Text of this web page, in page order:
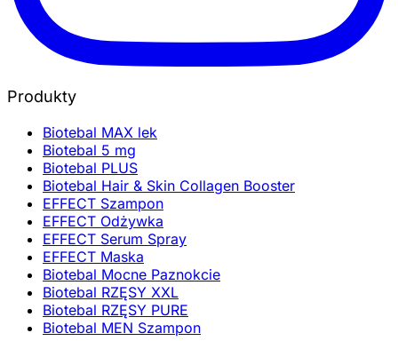
Produkty
Biotebal MAX lek
Biotebal 5 mg
Biotebal PLUS
Biotebal Hair & Skin Collagen Booster
EFFECT Szampon
EFFECT Odżywka
EFFECT Serum Spray
EFFECT Maska
Biotebal Mocne Paznokcie
Biotebal RZĘSY XXL
Biotebal RZĘSY PURE
Biotebal MEN Szampon